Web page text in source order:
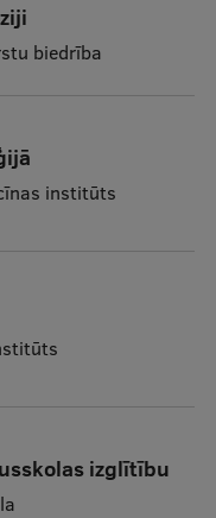
biedrība
institūts
izglītību